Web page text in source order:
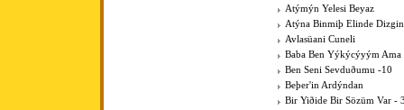
Atýmýn Yelesi Beyaz
Atýna Binmiþ Elinde
Avlasüani Cuneli
Baba Ben Yýkýcýyým
Ben Seni Sevduðumu -10
Beþer'in Ardýndan
Bir Yiðide Bir Sözüm Var -